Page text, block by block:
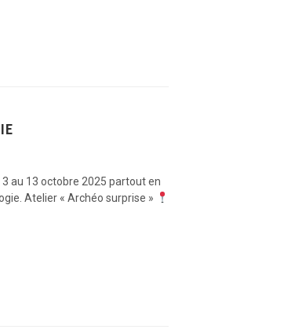
au 13 octobre 2025 partout en
Atelier « Archéo surprise »